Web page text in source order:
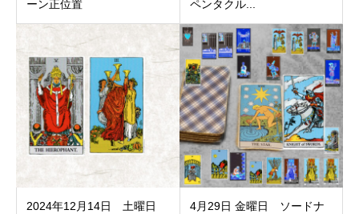
ーン正位置
ペンタクル...
2024年12月14日 土曜日
4月29日 金曜日 ソードナ